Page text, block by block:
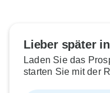
Lieber später
Laden Sie das
starten Sie mit der